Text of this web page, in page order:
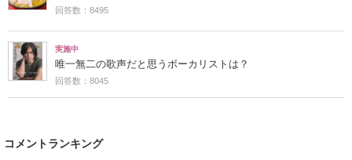
回答数：8495
実施中
唯一無二の歌声だと思うボーカリストは？
回答数：8045
コメントランキング